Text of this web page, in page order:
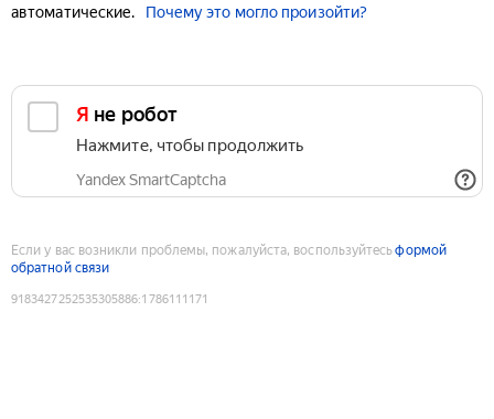
автоматические.
Почему это могло произойти?
Я не робот
Нажмите, чтобы продолжить
Yandex SmartCaptcha
Если у вас возникли проблемы, пожалуйста, воспользуйтесьформой
обратной связи
9183427252535305886:1786111171